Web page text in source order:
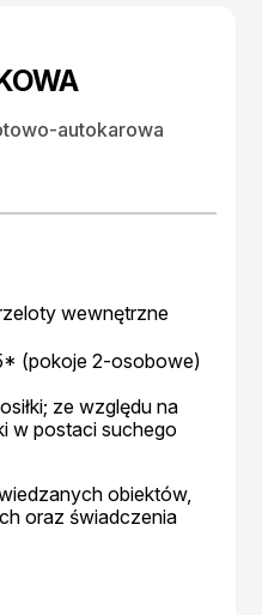
autokarowa
wewnętrzne
(pokoje 2-osobowe)
ze względu na
w postaci suchego
obiektów,
oraz świadczenia